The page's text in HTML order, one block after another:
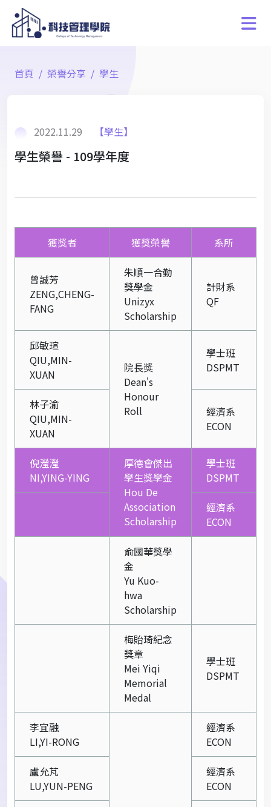
首頁 榮譽分享 學生
2022.11.29 【學生】
學生榮譽 - 109學年度
獲獎者 獲獎榮譽 系所
曾誠芳
ZENG,CHENG-
FANG
朱順一合勤
獎學金
Unizyx
Scholarship
計財系
QF
邱敏瑄
QIU,MIN-
XUAN
院長獎
Dean's
Honour
Roll
學士班
DSPMT
林子渝
QIU,MIN-
XUAN
經濟系
ECON
倪瀅瀅
NI,YING-YING
厚德會傑出
學生獎學金
Hou De
Association
Scholarship
學士班
DSPMT
經濟系
ECON
俞國華獎學
金
Yu Kuo-
hwa
Scholarship
梅貽琦紀念
獎章
Mei Yiqi
Memorial
Medal
學士班
DSPMT
李宜融
LI,YI-RONG
經濟系
ECON
盧允芃
LU,YUN-PENG
經濟系
ECON